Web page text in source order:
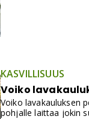
KASVILLISUUS
Voiko
Voiko lavakauluksen
pohjalle laittaa jokin